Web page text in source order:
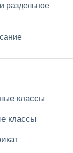
раздельное
классы
классы